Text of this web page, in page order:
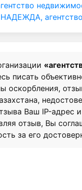
НАДЕЖДА,
писать
оскорбления,
Ваш IP-адрес
отзыв, Вы
за его